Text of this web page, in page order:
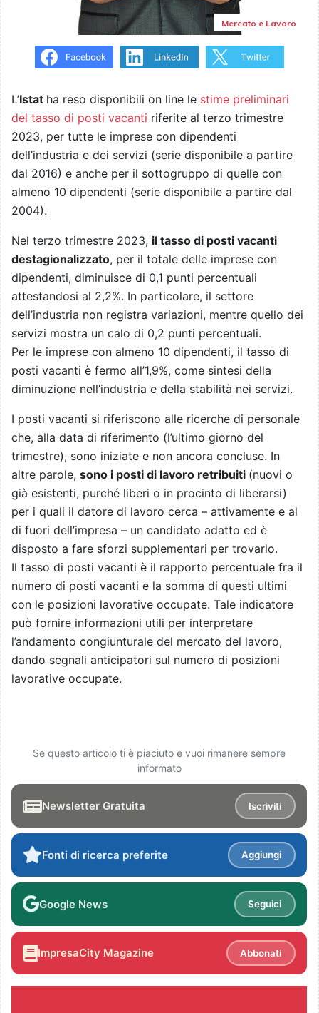
Mercato e Lavoro
L’Istat ha reso disponibili on line le stime preliminari
del tasso di posti vacanti riferite al terzo trimestre
2023, per tutte le imprese con dipendenti
dell’industria e dei servizi (serie disponibile a partire
dal 2016) e anche per il sottogruppo di quelle con
almeno 10 dipendenti (serie disponibile a partire dal
2004).
Nel terzo trimestre 2023, il tasso di posti vacanti
destagionalizzato, per il totale delle imprese con
dipendenti, diminuisce di 0,1 punti percentuali
attestandosi al 2,2%. In particolare, il settore
dell’industria non registra variazioni, mentre quello dei
servizi mostra un calo di 0,2 punti percentuali.
Per le imprese con almeno 10 dipendenti, il tasso di
posti vacanti è fermo all’1,9%, come sintesi della
diminuzione nell’industria e della stabilità nei servizi.
I posti vacanti si riferiscono alle ricerche di personale
che, alla data di riferimento (l’ultimo giorno del
trimestre), sono iniziate e non ancora concluse. In
altre parole, sono i posti di lavoro retribuiti (nuovi o
già esistenti, purché liberi o in procinto di liberarsi)
per i quali il datore di lavoro cerca – attivamente e al
di fuori dell’impresa – un candidato adatto ed è
disposto a fare sforzi supplementari per trovarlo.
Il tasso di posti vacanti è il rapporto percentuale fra il
numero di posti vacanti e la somma di questi ultimi
con le posizioni lavorative occupate. Tale indicatore
può fornire informazioni utili per interpretare
l’andamento congiunturale del mercato del lavoro,
dando segnali anticipatori sul numero di posizioni
lavorative occupate.
Se questo articolo ti è piaciuto e vuoi rimanere sempre
informato
Newsletter Gratuita Iscriviti
Fonti di ricerca preferite Aggiungi
Google News Seguici
ImpresaCity Magazine Abbonati